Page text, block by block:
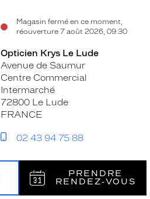
Magasin fermé en ce moment,
réouverture 7 août 2026, 09:30
Opticien Krys Le Lude
Avenue de Saumur
Centre Commercial
Intermarché
72800 Le Lude
FRANCE
02 43 94 75 88
PRENDRE
RENDEZ‑VOUS